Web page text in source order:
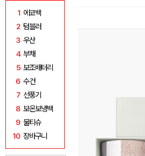
1 에코백
2 텀블러
3 우산
4 부채
5 보조배터리
6 수건
7 선풍기
8 보온보냉백
9 물티슈
10 장바구니